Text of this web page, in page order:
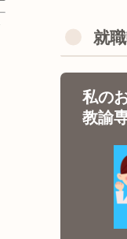
就
私の
教諭